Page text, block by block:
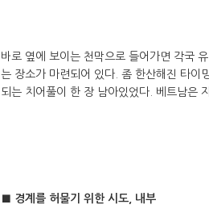
바로 옆에 보이는 천막으로 들어가면 각국
는 장소가 마련되어 있다. 좀 한산해진 타이
되는 치어풀이 한 장 남아있었다. 베트남은
■ 경계를 허물기 위한 시도, 내부